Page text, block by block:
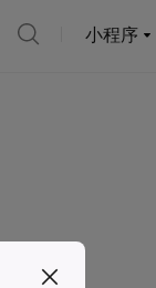
小程序